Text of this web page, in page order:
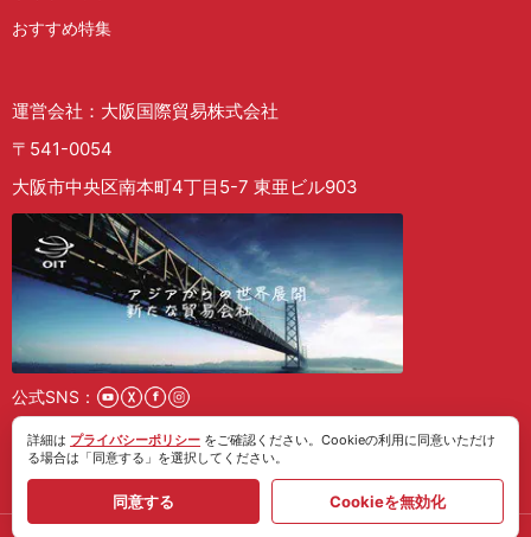
おすすめ特集
運営会社：大阪国際貿易株式会社
〒541-0054
大阪市中央区南本町4丁目5-7 東亜ビル903
公式SNS：
採用情報
Copyright © 2026 大阪国際貿易株式会社｜ノベルティ製造・COM All Rights Reserved.
詳細は プライバシーポリシー をご確認ください。Cookieの利用に同意いただけ
る場合は「同意する」を選択してください。
同意する Cookieを無効化